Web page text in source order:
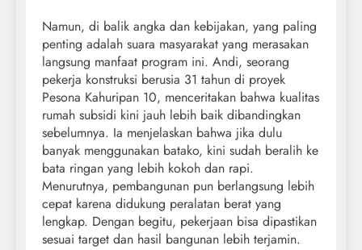
Namun, di balik angka dan kebijakan, yang paling
penting adalah suara masyarakat yang merasakan
langsung manfaat program ini. Andi, seorang
pekerja konstruksi berusia 31 tahun di proyek
Pesona Kahuripan 10, menceritakan bahwa kualitas
rumah subsidi kini jauh lebih baik dibandingkan
sebelumnya. Ia menjelaskan bahwa jika dulu
banyak menggunakan batako, kini sudah beralih ke
bata ringan yang lebih kokoh dan rapi.
Menurutnya, pembangunan pun berlangsung lebih
cepat karena didukung peralatan berat yang
lengkap. Dengan begitu, pekerjaan bisa dipastikan
sesuai target dan hasil bangunan lebih terjamin.